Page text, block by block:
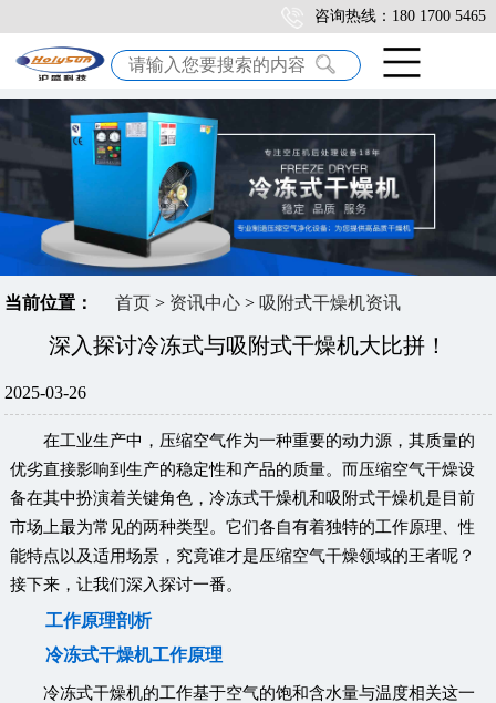
咨询热线：180 1700 5465
当前位置： 首页 > 资讯中心 > 吸附式干燥机资讯
深入探讨冷冻式与吸附式干燥机大比拼！
2025-03-26
在工业生产中，压缩空气作为一种重要的动力源，其质量的
优劣直接影响到生产的稳定性和产品的质量。而压缩空气干燥设
备在其中扮演着关键角色，冷冻式干燥机和吸附式干燥机是目前
市场上最为常见的两种类型。它们各自有着独特的工作原理、性
能特点以及适用场景，究竟谁才是压缩空气干燥领域的王者呢？
接下来，让我们深入探讨一番。
工作原理剖析
冷冻式干燥机工作原理
冷冻式干燥机的工作基于空气的饱和含水量与温度相关这一